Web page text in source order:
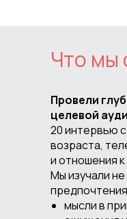
Что мы
Провели
целевой
20 интервью
возраста,
и отношения к
Мы изучали
мысли в